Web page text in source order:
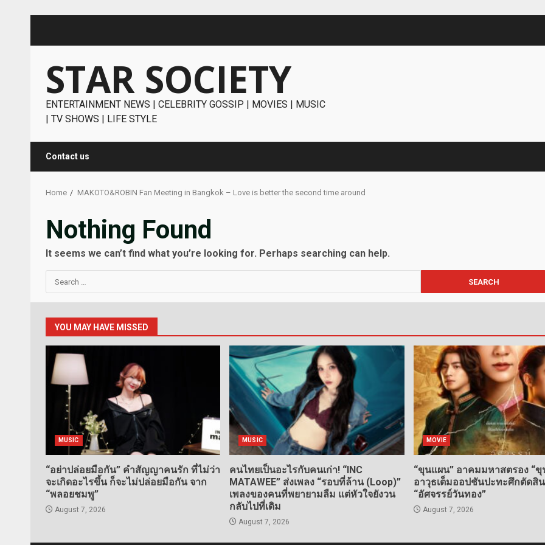
STAR SOCIETY
ENTERTAINMENT NEWS | CELEBRITY GOSSIP | MOVIES | MUSIC
| TV SHOWS | LIFE STYLE
Contact us
Home MAKOTO&ROBIN Fan Meeting in Bangkok – Love is better the second time around
Nothing Found
It seems we can’t find what you’re looking for. Perhaps searching can help.
Search
for:
YOU MAY HAVE MISSED
MUSIC
“อย่าปล่อยมือกัน” คำสัญญาคนรัก ที่ไม่ว่า
จะเกิดอะไรขึ้น ก็จะไม่ปล่อยมือกัน จาก
“พลอยชมพู”
August 7, 2026
MUSIC
คนไทยเป็นอะไรกับคนเก่า! “INC
MATAWEE” ส่งเพลง “รอบที่ล้าน (Loop)”
เพลงของคนที่พยายามลืม แต่หัวใจยังวน
กลับไปที่เดิม
August 7, 2026
MOVIE
“ขุนแผน” อาคมมหาสตรอง “ขุ
อาวุธเต็มออปชันปะทะศึกตัดสิ
“อัศจรรย์วันทอง”
August 7, 2026